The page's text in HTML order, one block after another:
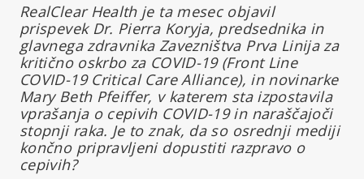
RealClear Health je ta mesec objavil
prispevek Dr. Pierra Koryja, predsednika in
glavnega zdravnika Zavezništva Prva Linija za
kritično oskrbo za COVID-19 (Front Line
COVID-19 Critical Care Alliance), in novinarke
Mary Beth Pfeiffer, v katerem sta izpostavila
vprašanja o cepivih COVID-19 in naraščajoči
stopnji raka. Je to znak, da so osrednji mediji
končno pripravljeni dopustiti razpravo o
cepivih?